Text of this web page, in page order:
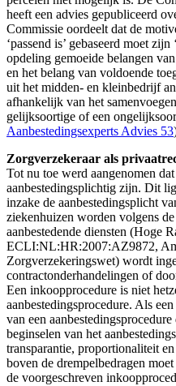
heeft een advies gepubliceerd
Commissie oordeelt dat de
‘passend is’ gebaseerd moet
opdeling gemoeide belangen
en het belang van voldoende
uit het midden- en kleinbedrijf
afhankelijk van het
gelijksoortige of een
Aanbestedingsexperts Advies 53
Zorgverzekeraar als
Tot nu toe werd aangenomen
aanbestedingsplichtig zijn. Dit
inzake de aanbestedingsplicht
ziekenhuizen worden volgens
aanbestedende diensten (Hoge
ECLI:NL:HR:2007:AZ9872,
Zorgverzekeringswet) wordt
contractonderhandelingen of
Een inkoopprocedure is niet
aanbestedingsprocedure. Als
van een
beginselen van het
transparantie, proportionaliteit
boven de drempelbedragen
de voorgeschreven